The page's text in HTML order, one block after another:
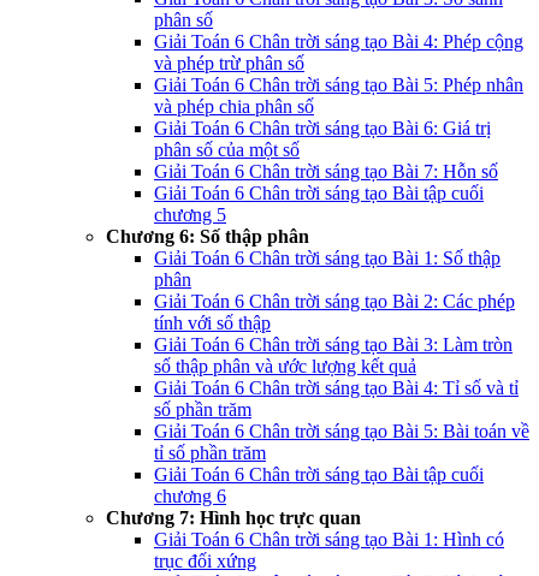
phân số
Giải Toán 6 Chân trời sáng tạo Bài 4: Phép cộng
và phép trừ phân số
Giải Toán 6 Chân trời sáng tạo Bài 5: Phép nhân
và phép chia phân số
Giải Toán 6 Chân trời sáng tạo Bài 6: Giá trị
phân số của một số
Giải Toán 6 Chân trời sáng tạo Bài 7: Hỗn số
Giải Toán 6 Chân trời sáng tạo Bài tập cuối
chương 5
Chương 6: Số thập phân
Giải Toán 6 Chân trời sáng tạo Bài 1: Số thập
phân
Giải Toán 6 Chân trời sáng tạo Bài 2: Các phép
tính với số thập
Giải Toán 6 Chân trời sáng tạo Bài 3: Làm tròn
số thập phân và ước lượng kết quả
Giải Toán 6 Chân trời sáng tạo Bài 4: Tỉ số và tỉ
số phần trăm
Giải Toán 6 Chân trời sáng tạo Bài 5: Bài toán về
tỉ số phần trăm
Giải Toán 6 Chân trời sáng tạo Bài tập cuối
chương 6
Chương 7: Hình học trực quan
Giải Toán 6 Chân trời sáng tạo Bài 1: Hình có
trục đối xứng